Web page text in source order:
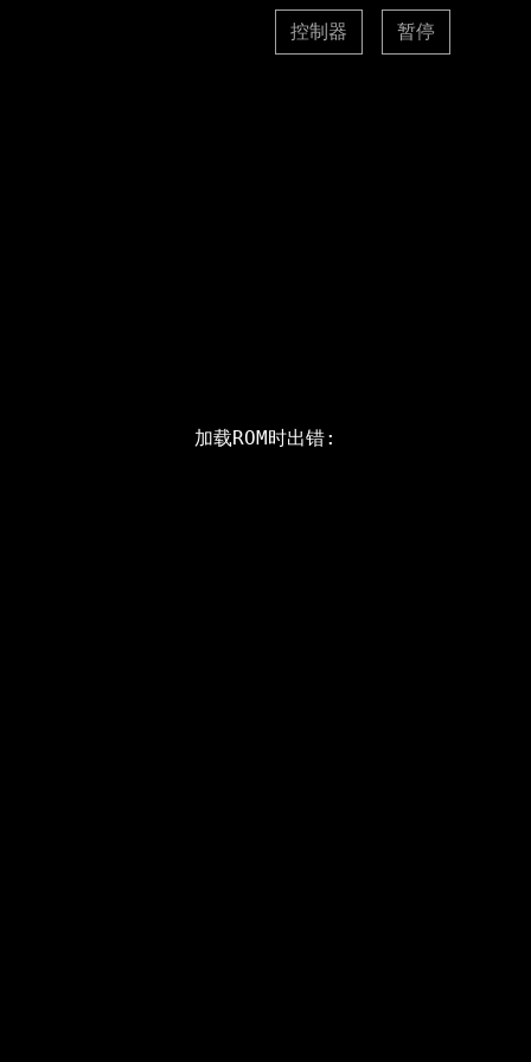
控制器 暂停
加载ROM时出错: